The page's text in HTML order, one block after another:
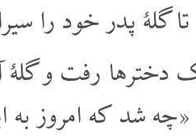
تا گلۀ پدر خود را
رفت و گلۀ
«چه شد که امروز